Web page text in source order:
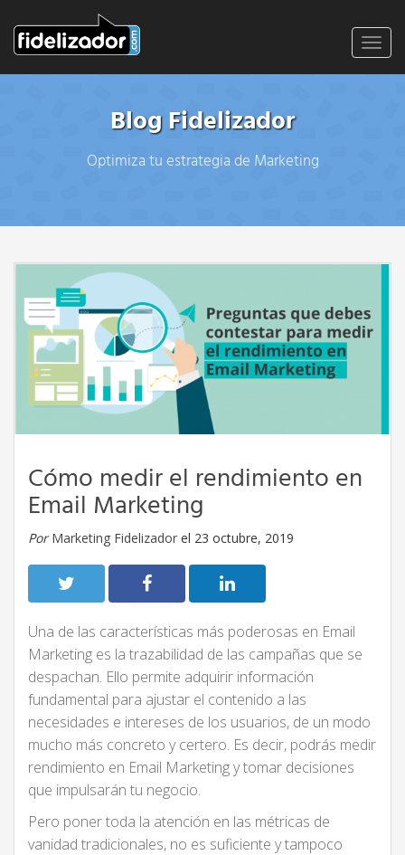
Blog Fidelizador
Optimiza tu estrategia de Marketing
Cómo medir el rendimiento en
Email Marketing
Por Marketing Fidelizador el 23 octubre, 2019
Una de las características más poderosas en Email
Marketing es la trazabilidad de las campañas que se
despachan. Ello permite adquirir información
fundamental para ajustar el contenido a las
necesidades e intereses de los usuarios, de un modo
mucho más concreto y certero. Es decir, podrás medir
rendimiento en Email Marketing y tomar decisiones
que impulsarán tu negocio.
Pero poner toda la atención en las métricas de
vanidad tradicionales, no es suficiente y tampoco